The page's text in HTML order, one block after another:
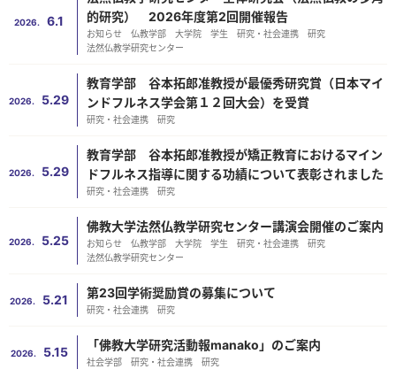
2026. 6.1
的研究） 2026年度第2回開催報告
お知らせ 仏教学部 大学院 学生 研究・社会連携
研究
法然仏教学研究センター
2026. 5.29
教育学部 谷本拓郎准教授が最優秀研究賞（日本マイ
ンドフルネス学会第１２回大会）を受賞
研究・社会連携 研究
2026. 5.29
教育学部 谷本拓郎准教授が矯正教育におけるマイン
ドフルネス指導に関する功績について表彰されました
研究・社会連携 研究
2026. 5.25
佛教大学法然仏教学研究センター講演会開催のご案内
お知らせ 仏教学部 大学院 学生 研究・社会連携
研究
法然仏教学研究センター
2026. 5.21 第23回学術奨励賞の募集について
研究・社会連携 研究
2026. 5.15 「佛教大学研究活動報manako」のご案内
社会学部 研究・社会連携 研究